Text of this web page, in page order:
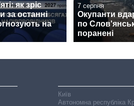
як зріс
за останні
на
7 серпня
Окупанти
по
поранені
Київ
Автономна республіка